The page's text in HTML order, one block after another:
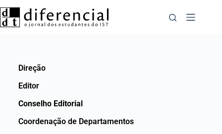
Direção
Editor
Conselho Editorial
Coordenação de Departamentos